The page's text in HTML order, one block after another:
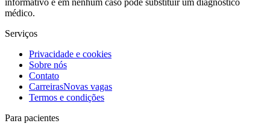
médico.
Serviços
Privacidade e cookies
Sobre nós
Contato
CarreirasNovas vagas
Termos e condições
Para pacientes